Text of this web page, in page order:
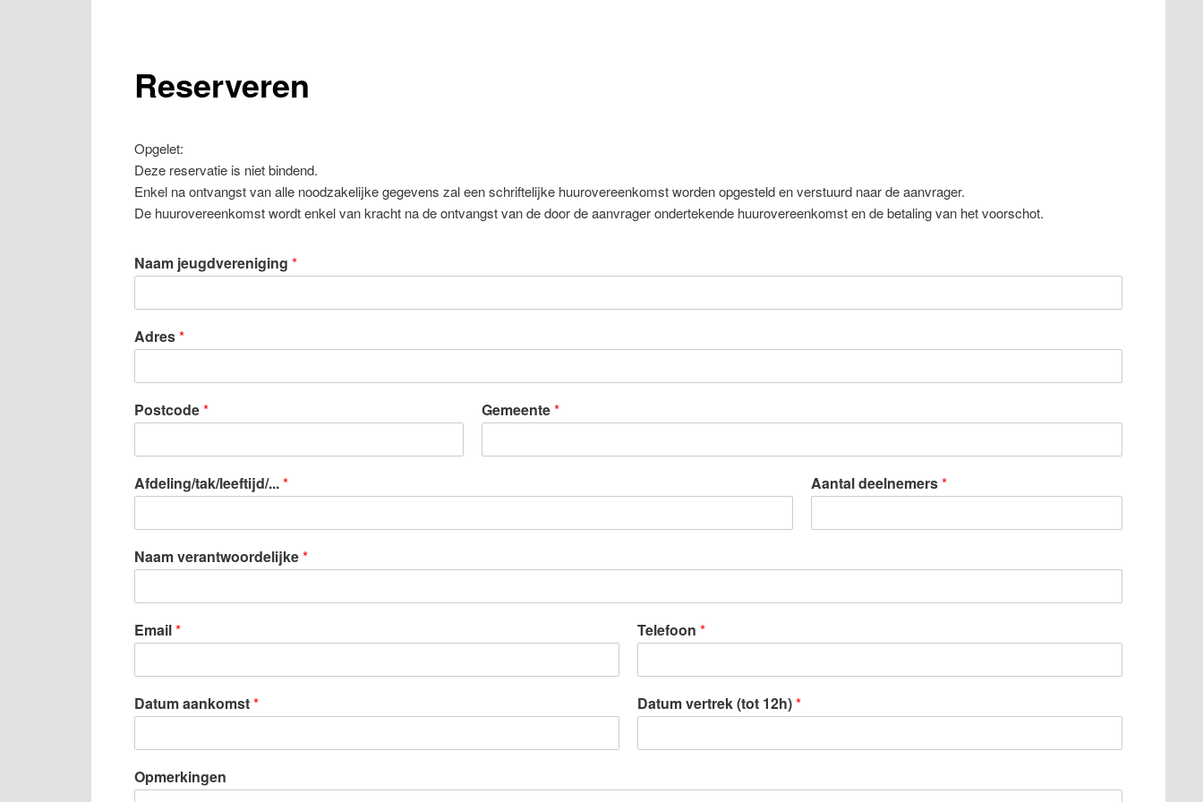
Reserveren
Opgelet:
Deze reservatie is niet bindend.
Enkel na ontvangst van alle noodzakelijke gegevens zal een schriftelijke huurovereenkomst worden opgesteld en verstuurd naar de aanvrager.
De huurovereenkomst wordt enkel van kracht na de ontvangst van de door de aanvrager ondertekende huurovereenkomst en de betaling van het voorschot.
Naam jeugdvereniging *
Adres*
Postcode* Gemeente*
Afdeling/tak/leeftijd/...* Aantal deelnemers*
Naam verantwoordelijke*
Email* Telefoon *
Datum aankomst* Datum vertrek (tot 12h)*
Opmerkingen